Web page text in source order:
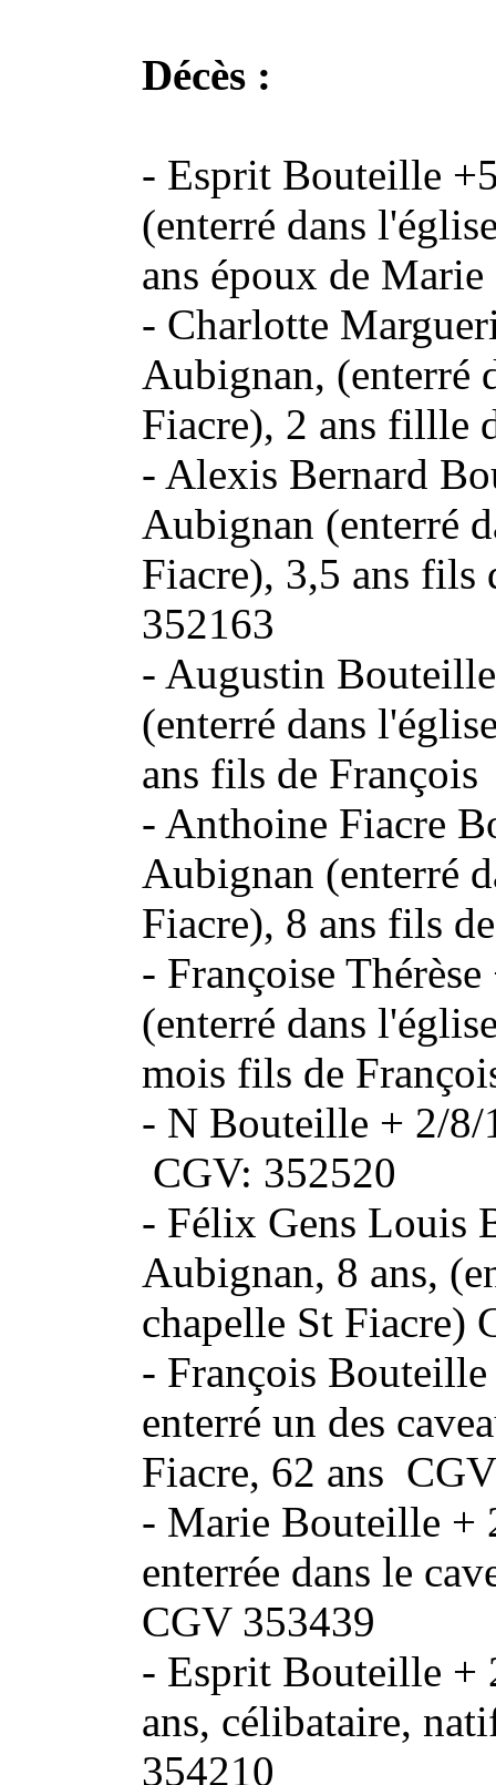
Décès :
- Esprit Bouteille
(enterré dans
ans époux de
- Charlotte
Aubignan, (enterré
Fiacre), 2 ans fillle
- Alexis Bernard
Aubignan (enterré
Fiacre), 3,5 ans
352163
- Augustin
(enterré dans
ans fils de
- Anthoine Fiacre
Aubignan (enterré
Fiacre), 8 ans fils
- Françoise
(enterré dans
mois fils de
- N Bouteille + 2/
CGV: 352520
- Félix Gens Louis
Aubignan, 8 ans,
chapelle St Fiacre)
- François
enterré un des
Fiacre, 62 ans
- Marie Bouteille +
enterrée dans le
CGV 353439
- Esprit Bouteille +
ans, célibataire,
354210